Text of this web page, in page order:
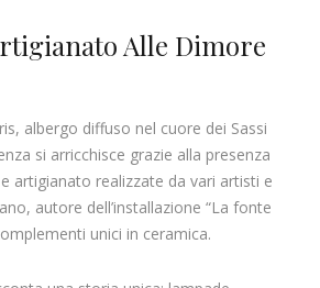
Alle Dimore
albergo diffuso nel cuore dei Sassi
si arricchisce grazie alla presenza
artigianato realizzate da vari artisti e
autore dell’installazione “La fonte
unici in ceramica.